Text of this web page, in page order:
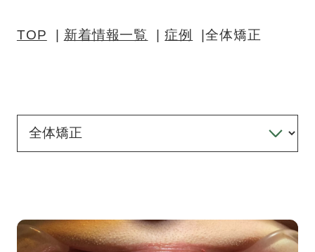
TOP 新着情報一覧 症例 全体矯正